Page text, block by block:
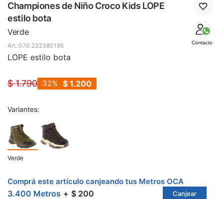
Championes de Niño Croco Kids LOPE
estilo bota
Verde
Contacto
070.232380195
LOPE estilo bota
$ 1.790 $ 1.200
32
Variantes:
Verde
Comprá este artículo canjeando tus Metros OCA
3.400 Metros $ 200 Canjear